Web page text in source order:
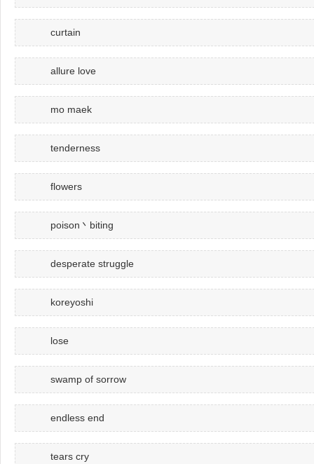
curtain
allure love
mo maek
tenderness
flowers
poison丶biting
desperate struggle
koreyoshi
lose
swamp of sorrow
endless end
tears cry